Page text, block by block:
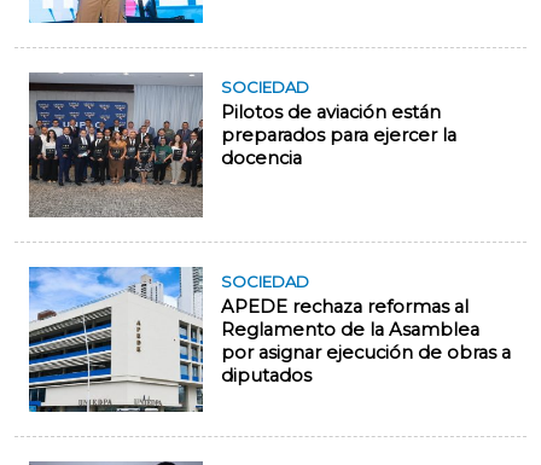
SOCIEDAD
Pilotos de aviación están
preparados para ejercer la
docencia
SOCIEDAD
APEDE rechaza reformas al
Reglamento de la Asamblea
por asignar ejecución de obras a
diputados